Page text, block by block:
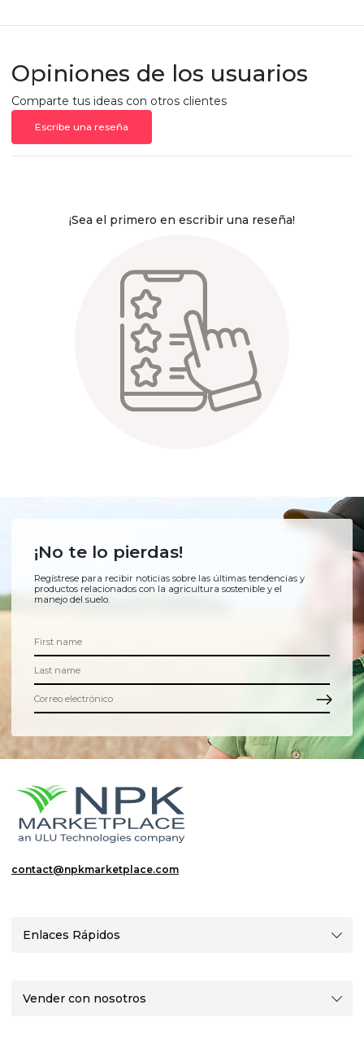
Opiniones de los usuarios
Comparte tus ideas con otros clientes
Escribe una reseña
¡Sea el primero en escribir una reseña!
¡No te lo pierdas!
Regístrese para recibir noticias sobre las últimas tendencias y
productos relacionados con la agricultura sostenible y el
manejo del suelo.
contact@npkmarketplace.com
Enlaces Rápidos
Vender con nosotros